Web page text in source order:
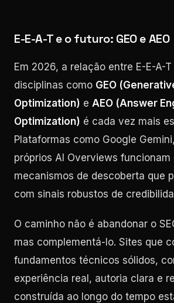
E-E-A-T e o futuro: GEO e AEO
Em 2026, a relação entre E-E-A-
disciplinas como GEO
Optimization) e AEO (Answer
Optimization) é cada vez mais
Plataformas como Google
próprios AI Overviews funcionam
mecanismos de descoberta que
com sinais robustos de
O caminho não é abandonar o
mas complementá-lo. Sites que
fundamentos técnicos sólidos,
experiência real, autoria clara e
construída ao longo do tempo